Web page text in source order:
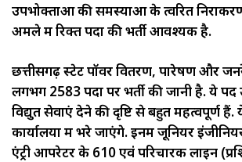
उपभोक्ताओं की समस्याओं के त्वरित
अमले में रिक्त पदों की भर्ती आवश्यक है.
छत्तीसगढ़ स्टेट पॉवर वितरण, पारेषण और
लगभग 2583 पदों पर भर्ती की जानी है. ये
विद्युत सेवाएं देने की दृष्टि से बहुत महत्वपूर्ण हैं.
कार्यालयों में भरे जाएंगे. इनमें जूनियर
एंट्री आपरेटर के 610 एवं परिचारक लाइन